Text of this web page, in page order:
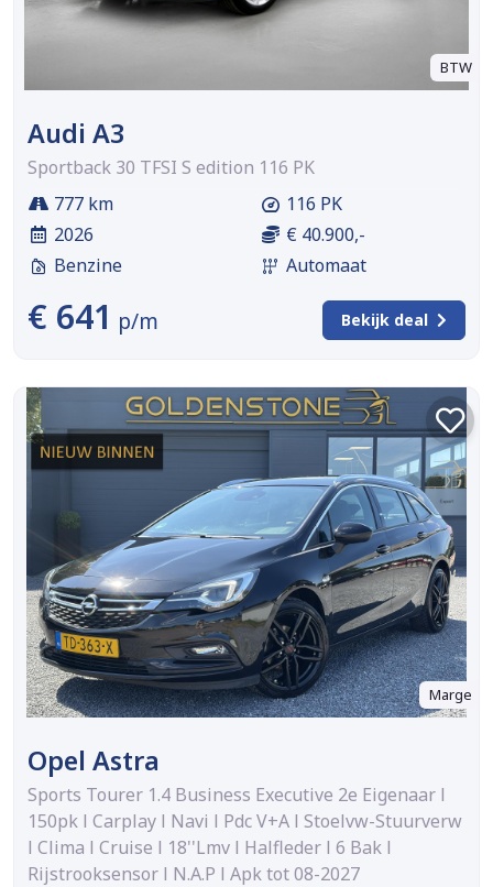
BTW
Audi A3
Sportback 30 TFSI S edition 116 PK
777 km
2026
Benzine
116 PK
€ 40.900,-
Automaat
€ 641 p/m Bekijk deal
Marge
Opel Astra
Sports Tourer 1.4 Business Executive 2e Eigenaar l
150pk l Carplay l Navi l Pdc V+A l Stoelvw-Stuurverw
l Clima l Cruise l 18''Lmv l Halfleder l 6 Bak l
Rijstrooksensor l N.A.P l Apk tot 08-2027